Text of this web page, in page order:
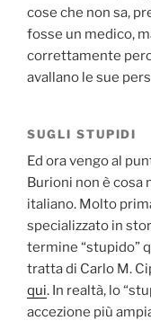
cose che non sa,
fosse un medico,
correttamente
avallano le sue
SUGLI STUPIDI
Ed ora vengo al
Burioni non è cosa
italiano. Molto
specializzato in
termine “stupido”
tratta di Carlo M.
qui. In realtà, lo
accezione più